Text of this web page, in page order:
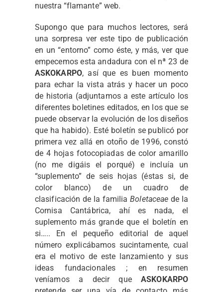
nuestra “flamante” web.
Supongo que para muchos lectores, será
una sorpresa ver este tipo de publicación
en un “entorno” como éste, y más, ver que
empecemos esta andadura con el nª 23 de
ASKOKARPO, así que es buen momento
para echar la vista atrás y hacer un poco
de historia (adjuntamos a este artículo los
diferentes boletines editados, en los que se
puede observar la evolución de los diseños
que ha habido). Esté boletín se publicó por
primera vez allá en otoño de 1996, constó
de 4 hojas fotocopiadas de color amarillo
(no me digáis el porqué) e incluía un
“suplemento” de seis hojas (éstas si, de
color blanco) de un cuadro de
clasificación de la familiaBoletaceae de la
Cornisa Cantábrica, ahí es nada, el
suplemento más grande que el boletín en
si….. En el pequeño editorial de aquel
número explicábamos sucintamente, cual
era el motivo de este lanzamiento y sus
ideas fundacionales ; en resumen
veníamos a decir queASKOKARPO